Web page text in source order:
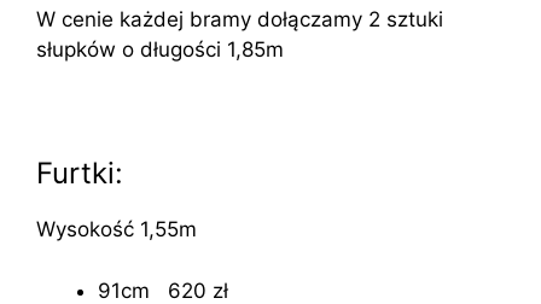
W cenie każdej bramy dołączamy 2 sztuki
słupków o długości 1,85m
Furtki:
Wysokość 1,55m
91cm 620 zł